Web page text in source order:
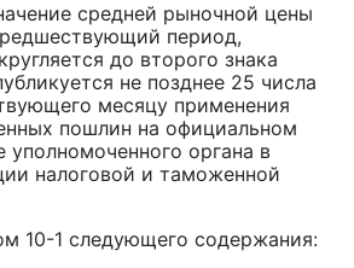
средней рыночной цены
период,
до второго знака
не позднее 25 числа
месяцу применения
пошлин на официальном
уполномоченного органа в
налоговой и таможенной
10-1 следующего содержания: